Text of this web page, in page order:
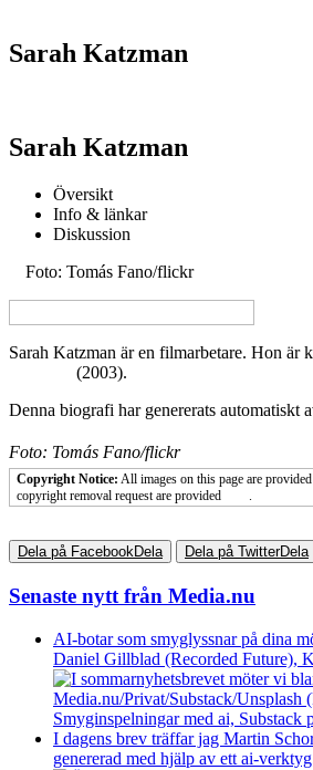
Sarah Katzman
Sarah Katzman
Översikt
Info & länkar
Diskussion
Foto: Tomás Fano/flickr
Sarah Katzman är en filmarbetare. Hon är
(2003).
Denna biografi har genererats automatiskt
Foto: Tomás Fano/flickr
Copyright Notice: All images on this page are
copyright removal request are provided
.
Dela på FacebookDela Dela på TwitterDela
Senaste nytt från Media.nu
AI-botar som smyglyssnar på dina
Daniel Gillblad (Recorded Future),
Smyginspelningar med ai, Substack
I dagens brev träffar jag Martin
genererad med hjälp av ett ai-